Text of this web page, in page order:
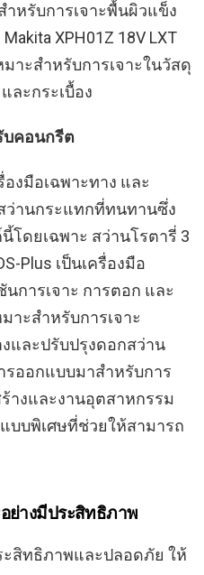
ำหรับการเจาะพื้นผิวแข็ง
XPH01Z 18V LXT
าะสำหรับการเจาะในวัสดุ
ละกระเบื้อง
บคอนกรีต
งมือเฉพาะทาง และ
ว่านกระแทกที่ทนทานซึ่ง
โดยเฉพาะ สว่านโรตารี่ 3
Plus เป็นเครื่องมือ
การเจาะ การตอก และ
าะสำหรับการเจาะ
และปรับปรุงดอกสว่าน
รออกแบบมาสำหรับการ
างและงานอุตสาหกรรม
บบพิเศษที่ช่วยให้สามารถ
ย่างมีประสิทธิภาพ
ะสิทธิภาพและปลอดภัย ให้